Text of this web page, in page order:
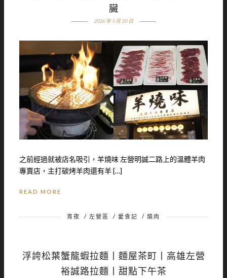
臟
2026 年 3 月 20 日
之前經過就被店名吸引，羊燒味 左營明誠二路上的溫體羊肉
專賣店，主打碳烤羊肉還有羊 […]
READ MORE
宵夜 / 左營區 / 愛食記 / 燒肉
浮誇松葉蟹龍蝦拉麵丨麵屋茶町丨高雄左營
裕誠路拉麵丨甜點下午茶